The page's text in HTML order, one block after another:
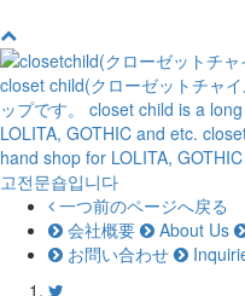
closet child(クローゼットチャ
ップです。
closet child is a
LOLITA, GOTHIC and etc.
hand shop for LOLITA,
고전문숍입니다
一つ前のページへ戻る
会社概要
About Us
お問い合わせ